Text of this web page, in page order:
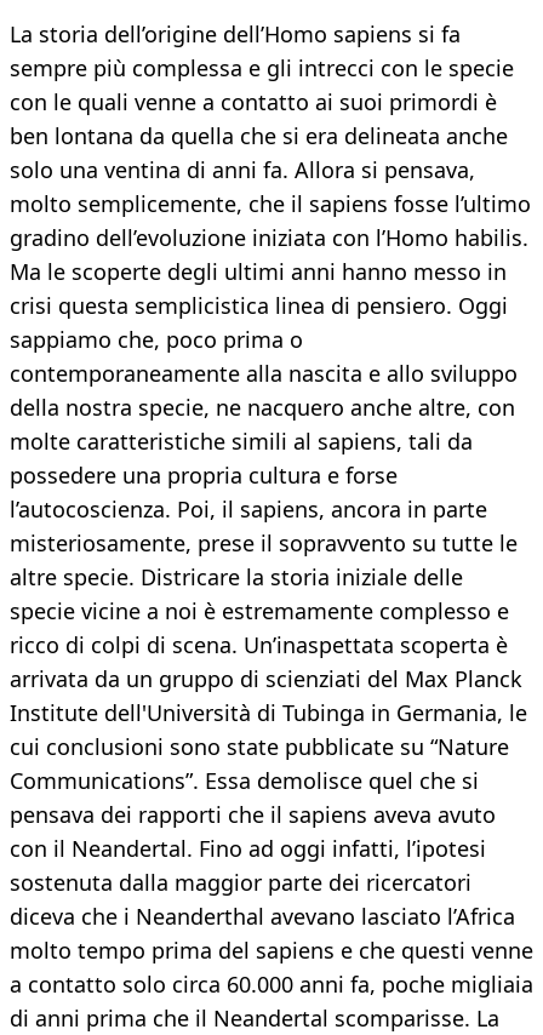
La storia dell’origine dell’Homo sapiens si fa
sempre più complessa e gli intrecci con le specie
con le quali venne a contatto ai suoi primordi è
ben lontana da quella che si era delineata anche
solo una ventina di anni fa. Allora si pensava,
molto semplicemente, che il sapiens fosse l’ultimo
gradino dell’evoluzione iniziata con l’Homo habilis.
Ma le scoperte degli ultimi anni hanno messo in
crisi questa semplicistica linea di pensiero. Oggi
sappiamo che, poco prima o
contemporaneamente alla nascita e allo sviluppo
della nostra specie, ne nacquero anche altre, con
molte caratteristiche simili al sapiens, tali da
possedere una propria cultura e forse
l’autocoscienza. Poi, il sapiens, ancora in parte
misteriosamente, prese il sopravvento su tutte le
altre specie. Districare la storia iniziale delle
specie vicine a noi è estremamente complesso e
ricco di colpi di scena. Un’inaspettata scoperta è
arrivata da un gruppo di scienziati del Max Planck
Institute dell'Università di Tubinga in Germania, le
cui conclusioni sono state pubblicate su “Nature
Communications”. Essa demolisce quel che si
pensava dei rapporti che il sapiens aveva avuto
con il Neandertal. Fino ad oggi infatti, l’ipotesi
sostenuta dalla maggior parte dei ricercatori
diceva che i Neanderthal avevano lasciato l’Africa
molto tempo prima del sapiens e che questi venne
a contatto solo circa 60.000 anni fa, poche migliaia
di anni prima che il Neandertal scomparisse. La